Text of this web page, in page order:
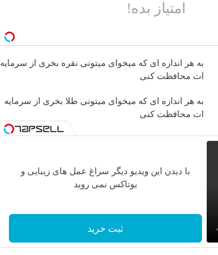
امتیاز بده!
به هر اندازه ای که میخوای میتونی نقره بخری از سرمایه
ات محافظت کنی
به هر اندازه ای که میخوای میتونی طلا بخری از سرمایه
ات محافظت کنی
با دیدن این ویدیو دیگر سراغ عمل های زیبایی و
بوتاکس نمی روید
ثبت خرید